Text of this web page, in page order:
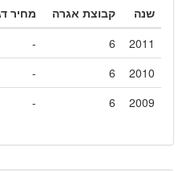
שנה קבוצת אגרה מחיר
2011
6
-
2010
6
-
2009
6
-